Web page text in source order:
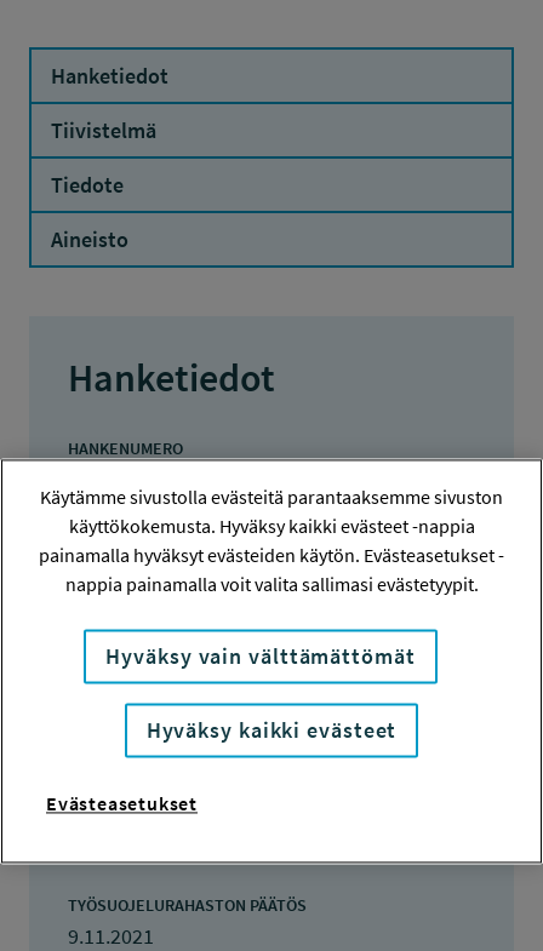
Hanketiedot
Tiivistelmä
Tiedote
Aineisto
Hanketiedot
HANKENUMERO
HAKIJA
Tampereen korkeakoulusäätiö sr
Tampereen korkeakoulusäätiö sr
LISÄTIETOJA
Maria Lindholm
maria.lindholm@tuni.fi
TOTEUTUSAIKA
TYÖSUOJELURAHASTON PÄÄTÖS
9.11.2021
Käytämme sivustolla evästeitä parantaaksemme sivuston
käyttökokemusta. Hyväksy kaikki evästeet -nappia
painamalla hyväksyt evästeiden käytön. Evästeasetukset -
nappia painamalla voit valita sallimasi evästetyypit.
Hyväksy vain välttämättömät
Hyväksy kaikki evästeet
Evästeasetukset